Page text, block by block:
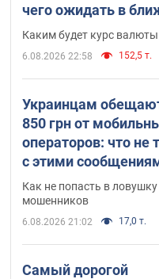
чего ожидать в
Каким будет курс
6.08.2026 22:58 152,5 т.
Украинцам
850 грн от
операторов: что не
с этими
Как не попасть в ловушку
мошенников
6.08.2026 21:02 17,0 т.
Самый дорогой